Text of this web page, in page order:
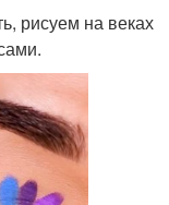
рисуем на веках